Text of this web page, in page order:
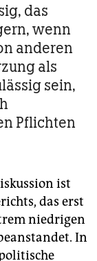
das
wenn
anderen
als
sein,
Pflichten
ist
das erst
niedrigen
In